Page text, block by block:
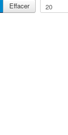
Effacer